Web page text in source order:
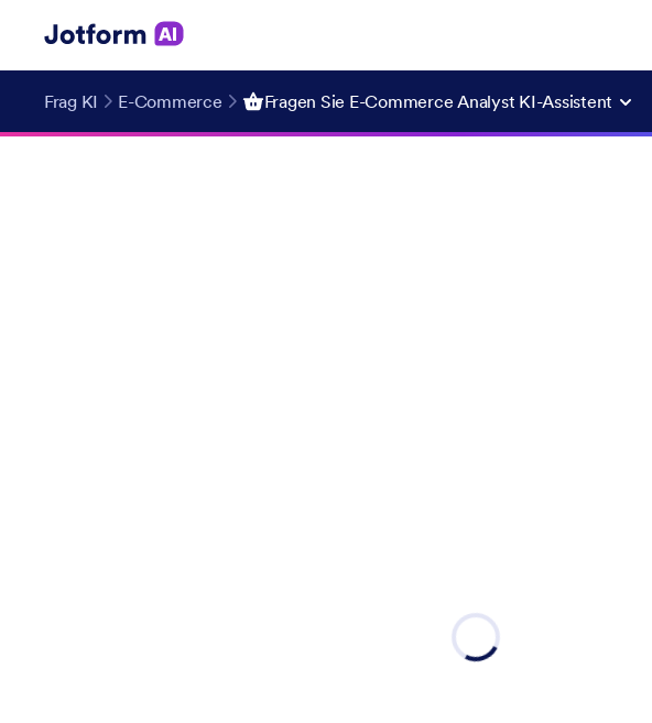
Frag KI E-Commerce Fragen Sie E-Commerce Analyst KI-Assistent